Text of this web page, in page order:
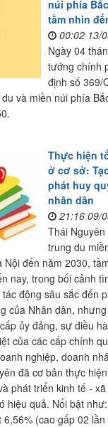
núi phía
tầm nhìn
00:02 13/
Ngày 04
tướng chính
định số 369/
và miền núi phía
Thực hiện
ở cơ sở:
phát huy
nhân dân
21:16 09/
Thái
trung du
Nội đến năm 2030,
nay, trong bối cảnh
động sâu sắc đến
của Nhân dân,
ủy đảng, sự điều
của các cấp chính
nghiệp, doanh
đã cơ bản thực hiện
phát triển kinh tế -
hiệu quả. Nổi bật
(cao gấp 02